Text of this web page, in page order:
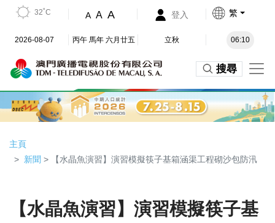
32˚C A A A 登入 繁
2026-08-07 丙午 馬年 六月廿五 立秋 06:10
搜尋
主頁
新聞 > 【水晶魚演習】演習模擬筷子基箱涵渠工程砌沙包防汛
【水晶魚演習】演習模擬筷子基